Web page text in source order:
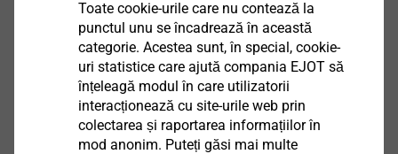
Şurub autoforant FDM2F
Toate cookie-urile care nu contează la
punctul unu se încadrează în această
categorie. Acestea sunt, în special, cookie-
uri statistice care ajută compania EJOT să
înțeleagă modul în care utilizatorii
interacționează cu site-urile web prin
colectarea și raportarea informațiilor în
mod anonim. Puteți găsi mai multe